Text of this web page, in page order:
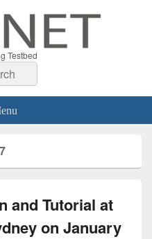
Testbed
and Tutorial at
on January